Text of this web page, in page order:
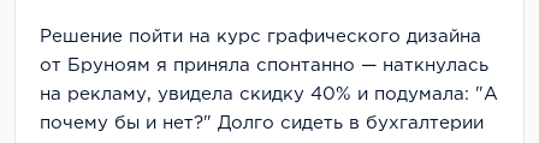
Решение пойти на курс графического дизайна
от Бруноям я приняла спонтанно — наткнулась
на рекламу, увидела скидку 40% и подумала: "А
почему бы и нет?" Долго сидеть в бухгалтерии